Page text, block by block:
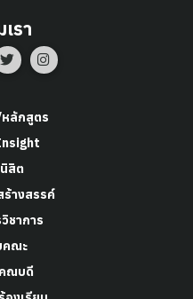
รา
ลักสูตร
สิต
ร้างสรรค์
ชาการ
คณะ
ณบดี